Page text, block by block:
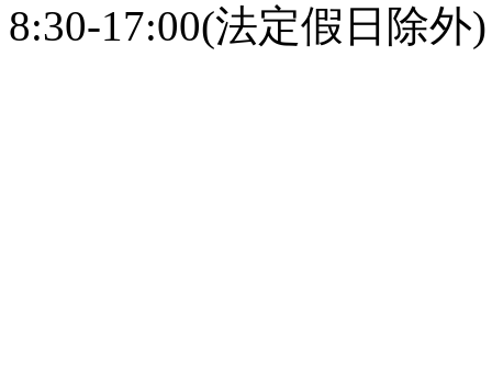
8:30-17:00(法定假日除外)